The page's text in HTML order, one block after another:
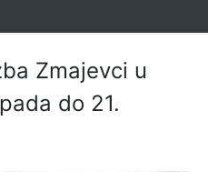
Zmajevci u
do 21.